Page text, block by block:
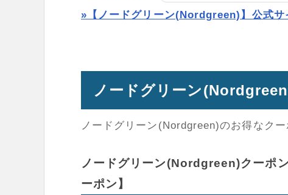
»【ノードグリーン(Nordgreen)】公式サ
ノードグリーン
ノードグリーン(Nordgreen)のお得なク
ノードグリーン(Nordgreen)クーポ
ーポン】